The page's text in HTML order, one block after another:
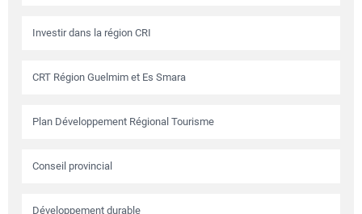
Investir dans la région CRI
CRT Région Guelmim et Es Smara
Plan Développement Régional Tourisme
Conseil provincial
Développement durable